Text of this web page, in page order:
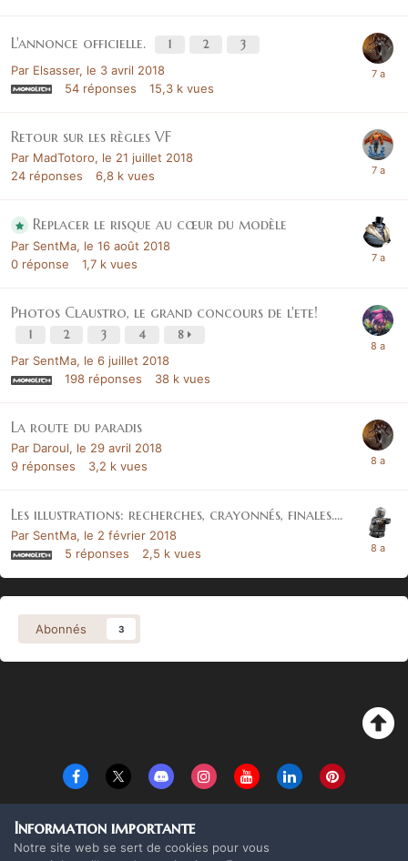
L'annonce officielle. 1 2 3
Par Elsasser, le 3 avril 2018
54 réponses 15,3 k vues
Retour sur les règles VF
Par MadTotoro, le 21 juillet 2018
24 réponses 6,8 k vues
Replacer le risque au cœur du modèle
Par SentMa, le 16 août 2018
0 réponse 1,7 k vues
Photos Claustro, le grand concours de l'ete!
1 2 3 4 8
Par SentMa, le 6 juillet 2018
198 réponses 38 k vues
La route du paradis
Par Daroul, le 29 avril 2018
9 réponses 3,2 k vues
Les illustrations: recherches, crayonnés, finales....
Par SentMa, le 2 février 2018
5 réponses 2,5 k vues
Abonnés 3
Copyright Monolith Board Games & The overlord 2016 ©
Powered by Invision Community
Information importante
Notre site web se sert de cookies pour vous